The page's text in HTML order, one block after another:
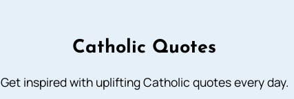
Catholic Quotes
Get inspired with uplifting Catholic quotes every day.